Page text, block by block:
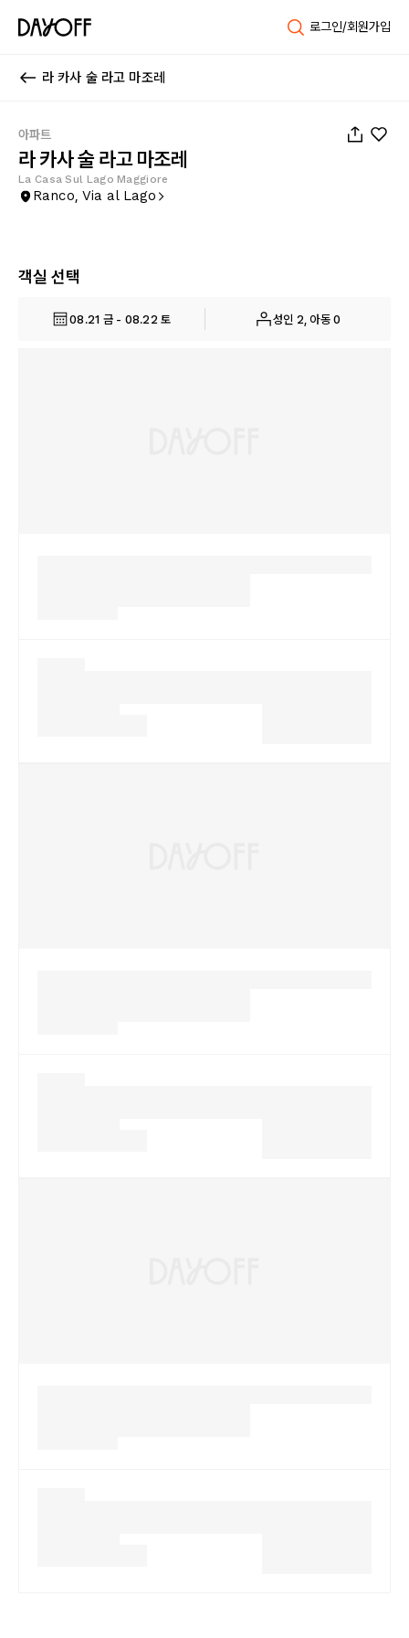
로그인/회원가입
라 카사 술 라고 마조레
아파트
라 카사 술 라고 마조레
La Casa Sul Lago Maggiore
Ranco, Via al Lago
객실 선택
08.21 금 - 08.22 토 성인 2, 아동 0